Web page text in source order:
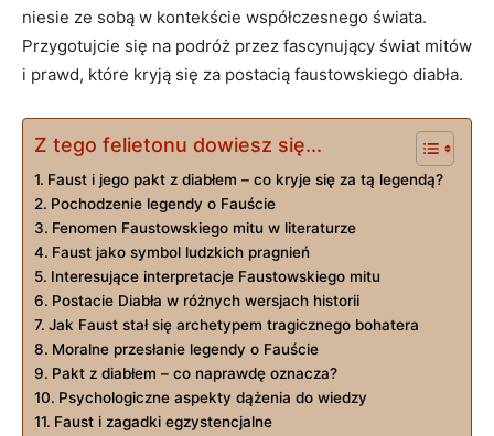
niesie ze sobą w kontekście współczesnego świata.
Przygotujcie się na podróż przez fascynujący świat mitów
i prawd, które kryją się za postacią faustowskiego diabła.
Z tego felietonu dowiesz się...
Faust i jego pakt z diabłem – co kryje się za tą legendą?
Pochodzenie legendy o Fauście
Fenomen Faustowskiego mitu w literaturze
Faust jako symbol ludzkich pragnień
Interesujące interpretacje Faustowskiego mitu
Postacie Diabła w różnych wersjach historii
Jak Faust stał się archetypem tragicznego bohatera
Moralne przesłanie legendy o Fauście
Pakt z diabłem – co naprawdę oznacza?
Psychologiczne aspekty dążenia do wiedzy
Faust i zagadki egzystencjalne